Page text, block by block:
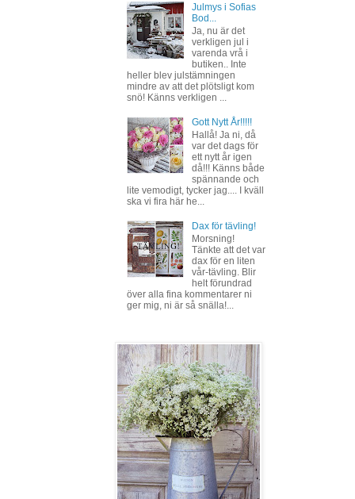
Julmys i Sofias
Bod...
Ja, nu är det
verkligen jul i
varenda vrå i
butiken.. Inte
heller blev julstämningen
mindre av att det plötsligt kom
snö! Känns verkligen ...
Gott Nytt År!!!!!
Hallå! Ja ni, då
var det dags för
ett nytt år igen
då!!! Känns både
spännande och
lite vemodigt, tycker jag.... I kväll
ska vi fira här he...
Dax för tävling!
Morsning!
Tänkte att det var
dax för en liten
vår-tävling. Blir
helt förundrad
över alla fina kommentarer ni
ger mig, ni är så snälla!...